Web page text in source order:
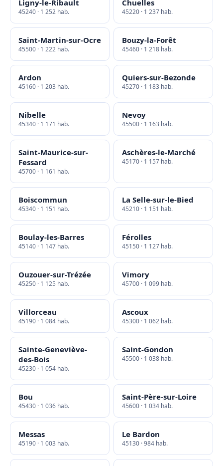
Ligny-le-Ribault
45240 · 1 252 hab.
Chuelles
45220 · 1 237 hab.
Saint-Martin-sur-Ocre
45500 · 1 222 hab.
Bouzy-la-Forêt
45460 · 1 218 hab.
Ardon
45160 · 1 203 hab.
Quiers-sur-Bezonde
45270 · 1 183 hab.
Nibelle
45340 · 1 171 hab.
Nevoy
45500 · 1 163 hab.
Saint-Maurice-sur-
Fessard
45700 · 1 161 hab.
Aschères-le-Marché
45170 · 1 157 hab.
Boiscommun
45340 · 1 151 hab.
La Selle-sur-le-Bied
45210 · 1 151 hab.
Boulay-les-Barres
45140 · 1 147 hab.
Férolles
45150 · 1 127 hab.
Ouzouer-sur-Trézée
45250 · 1 125 hab.
Vimory
45700 · 1 099 hab.
Villorceau
45190 · 1 084 hab.
Ascoux
45300 · 1 062 hab.
Sainte-Geneviève-
des-Bois
45230 · 1 054 hab.
Saint-Gondon
45500 · 1 038 hab.
Bou
45430 · 1 036 hab.
Saint-Père-sur-Loire
45600 · 1 034 hab.
Messas
45190 · 1 003 hab.
Le Bardon
45130 · 984 hab.